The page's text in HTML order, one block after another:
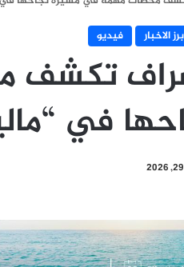
الاخبار فيديو
تكشف
في